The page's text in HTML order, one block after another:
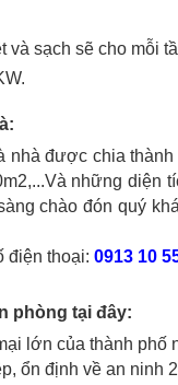
và sạch sẽ cho mỗi
nhà được chia
những diện
chào đón quý
điện thoại: 0913 10
phòng tại đây:
lớn của thành phố
ổn định về an ninh